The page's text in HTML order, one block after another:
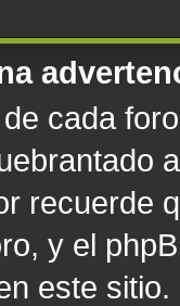
cada
recuerde
y el
este